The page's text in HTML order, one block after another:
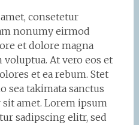
consetetur
nonumy eirmod
et dolore magna
voluptua. At vero eos et
et ea rebum. Stet
sea takimata sanctus
amet. Lorem ipsum
sadipscing elitr, sed